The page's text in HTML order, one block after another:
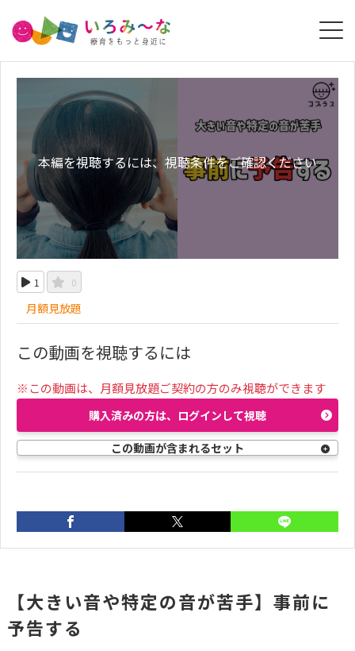
本編を視聴するには、視聴条件をご確認ください
1 0
月額見放題
この動画を視聴するには
※この動画は、月額見放題ご契約の方のみ視聴ができます
購入済みの方は、ログインして視聴
この動画が含まれるセット
【大きい音や特定の音
が苦手】音の正体を知
【大きい音や特定の音が苦手】事前に
予告する